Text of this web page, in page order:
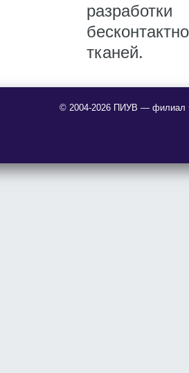
тканей.
© 2004-2026 ПИУВ — филиал